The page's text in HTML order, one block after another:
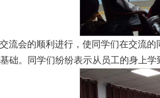
流会的顺利进行，使同学们在交流
础。同学们纷纷表示从员工的身上